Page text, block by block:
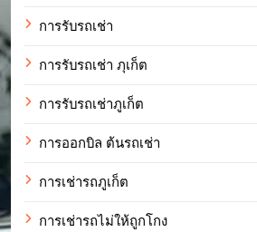
การรับรถเช่า
การรับรถเช่า ภุเก็ต
การรับรถเช่าภูเก็ต
การออกบิล ต้นรถเช่า
การเช่ารถภูเก็ต
การเช่ารถไม่ให้ถูกโกง